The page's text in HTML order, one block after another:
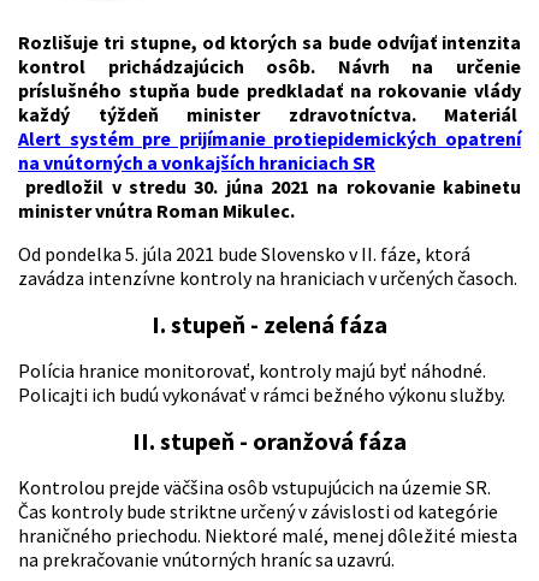
Rozlišuje tri stupne, od ktorých sa bude odvíjať intenzita
kontrol prichádzajúcich osôb. Návrh na určenie
príslušného stupňa bude predkladať na rokovanie vlády
každý týždeň minister zdravotníctva. Materiál
Alert systém pre prijímanie protiepidemických opatrení
na vnútorných a vonkajších hraniciach SR
predložil v stredu 30. júna 2021 na rokovanie kabinetu
minister vnútra Roman Mikulec.
Od pondelka 5. júla 2021 bude Slovensko v II. fáze, ktorá
zavádza intenzívne kontroly na hraniciach v určených časoch.
I. stupeň - zelená fáza
Polícia hranice monitorovať, kontroly majú byť náhodné.
Policajti ich budú vykonávať v rámci bežného výkonu služby.
II. stupeň - oranžová fáza
Kontrolou prejde väčšina osôb vstupujúcich na územie SR.
Čas kontroly bude striktne určený v závislosti od kategórie
hraničného priechodu. Niektoré malé, menej dôležité miesta
na prekračovanie vnútorných hraníc sa uzavrú.